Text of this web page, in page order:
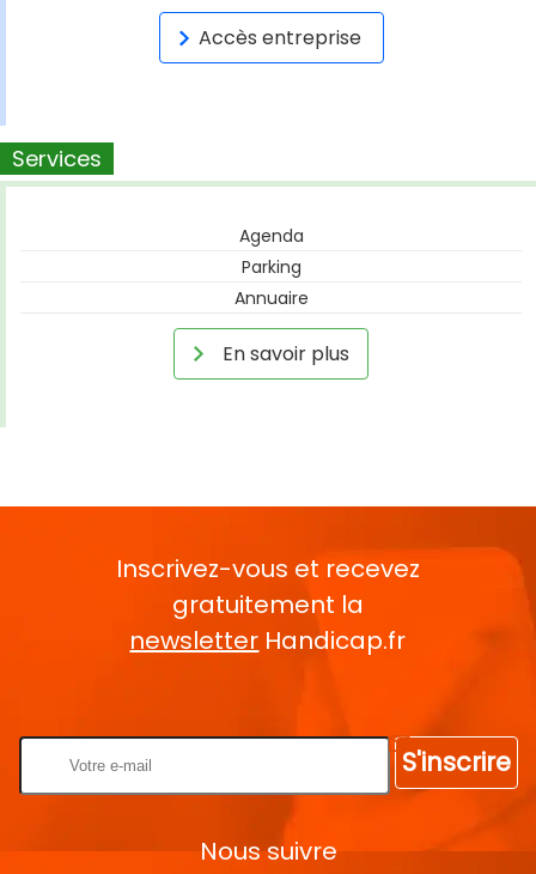
Accès entreprise
Services
Agenda
Parking
Annuaire
En savoir plus
Inscrivez-vous et recevez
gratuitement la
newsletter Handicap.fr
S'inscrire
Nous suivre